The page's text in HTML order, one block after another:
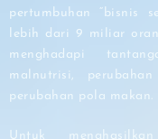
pertumbuhan “bisnis
lebih dari 9 miliar
menghadapi
malnutrisi,
perubahan pola makan.
Untuk